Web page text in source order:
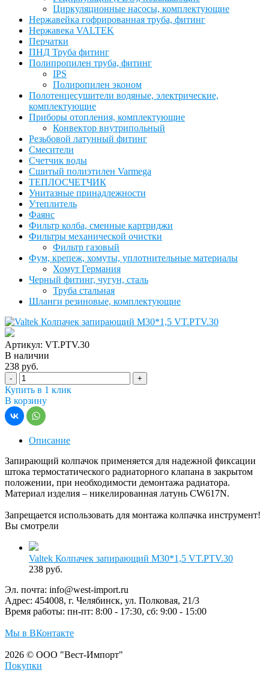
Циркуляционные насосы, комплектующие
Нержавейка гофрированная труба, фитинг
Нержавека VALTEK
Перчатки
ПНД Труба фитинг
Полипропилен труба, фитинг
IPS
Полиропилен эконом
Полотенцесушители водяные, электрические,
комплектующие
Приборы отопления, комплектующие
Конвектор внутрипольный
Резьбовой латунный фитинг
Смесители
Счетчик воды
Сшитый полиэтилен Varmega
ТЕПЛОСЧЕТЧИК
Унитазные принадлежности
Утеплитель
Фаянс
Фильтр колба, сменные картриджи
Фильтры механической очистки
Фильтр газовый
Фум, крепеж, хомуты, уплотнительные материалы
Хомут Германия
Черный фитинг, чугун, сталь
Труба стальная
Шланги резиновые, комплектующие
Артикул: VT.PTV.30
В наличии
238 руб.
- +
Купить в 1 клик
В корзину
Описание
Запирающий колпачок применяется для надежной фиксации
штока термостатического радиаторного клапана в закрытом
положении, при необходимости демонтажа радиатора.
Материал изделия – никелированная латунь CW617N.
Запрещается использовать для монтажа колпачка инструмент!
Вы смотрели
Valtek Колпачек запирающий М30*1,5 VT.PTV.30
238 руб.
Эл. почта: info@west-import.ru
Адрес: 454008, г. Челябинск, ул. Полковая, 21/3
Время работы: пн-пт: 8:00 - 17:30, сб: 9:00 - 15:00
Мы в ВКонтакте
2026 © ООО "Вест-Импорт"
Покупки